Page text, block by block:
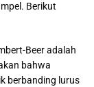
Berikut
Beer adalah
bahwa
berbanding lurus